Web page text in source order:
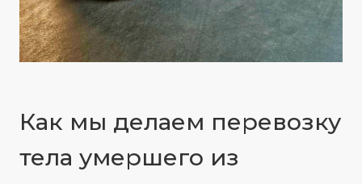
Как мы делаем перевозку
тела умершего из